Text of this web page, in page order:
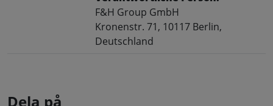
F&H Group GmbH
Kronenstr. 71, 10117 Berlin,
Deutschland
Dela på